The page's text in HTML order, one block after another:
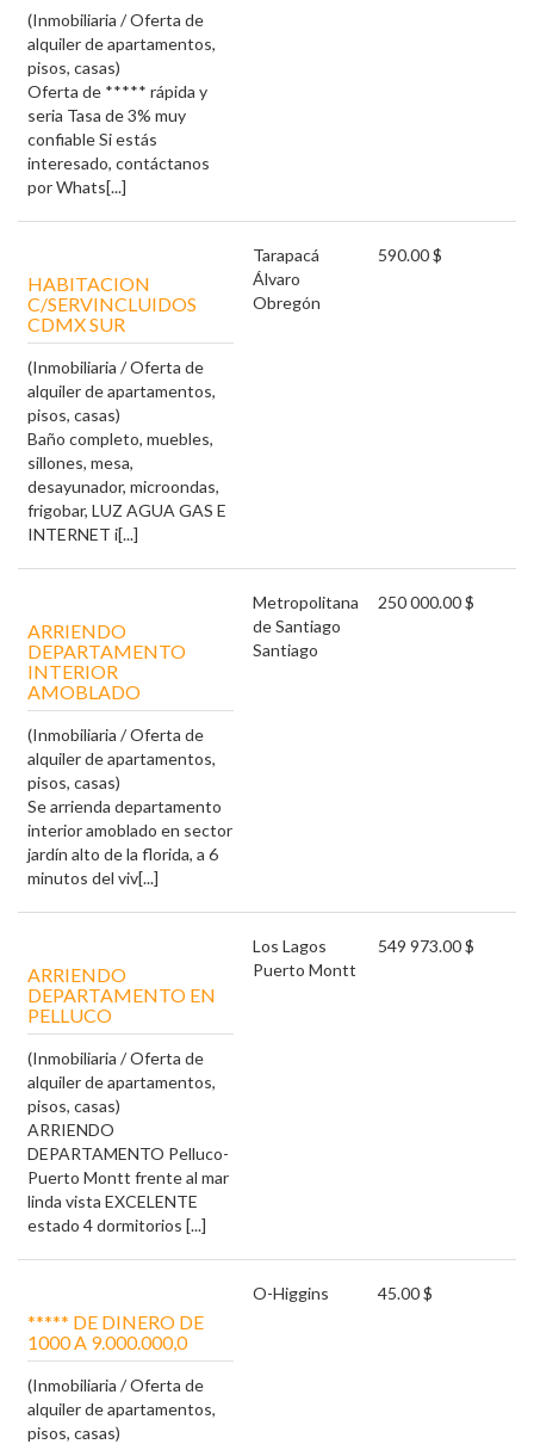
(Inmobiliaria / Oferta de
alquiler de apartamentos,
pisos, casas)
Oferta de ***** rápida y
seria Tasa de 3% muy
confiable Si estás
interesado, contáctanos
por Whats[...]
HABITACION
C/SERVINCLUIDOS
CDMX SUR
(Inmobiliaria / Oferta de
alquiler de apartamentos,
pisos, casas)
Baño completo, muebles,
sillones, mesa,
desayunador, microondas,
frigobar, LUZ AGUA GAS E
INTERNET i[...]
Tarapacá
Álvaro
Obregón
590.00 $
ARRIENDO
DEPARTAMENTO
INTERIOR
AMOBLADO
(Inmobiliaria / Oferta de
alquiler de apartamentos,
pisos, casas)
Se arrienda departamento
interior amoblado en sector
jardín alto de la florida, a 6
minutos del viv[...]
Metropolitana
de Santiago
Santiago
250 000.00 $
ARRIENDO
DEPARTAMENTO EN
PELLUCO
(Inmobiliaria / Oferta de
alquiler de apartamentos,
pisos, casas)
ARRIENDO
DEPARTAMENTO Pelluco-
Puerto Montt frente al mar
linda vista EXCELENTE
estado 4 dormitorios [...]
Los Lagos
Puerto Montt
549 973.00 $
***** DE DINERO DE
1000 A 9.000.000,0
(Inmobiliaria / Oferta de
alquiler de apartamentos,
pisos, casas)
O-Higgins 45.00 $